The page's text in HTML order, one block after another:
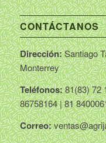
CONTÁCTANOS
Dirección:Santiago
Monterrey
Teléfonos:81(83) 72
86758164 | 81
Correo: